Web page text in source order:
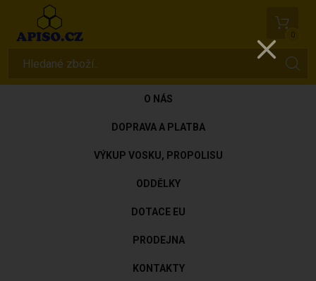
0
O NÁS
DOPRAVA A PLATBA
VÝKUP VOSKU, PROPOLISU
ODDĚLKY
DOTACE EU
PRODEJNA
KONTAKTY